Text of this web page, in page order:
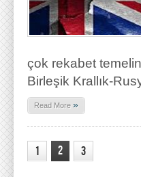
çok rekabet
Birleşik Krallık-
Read More »
1 2 3